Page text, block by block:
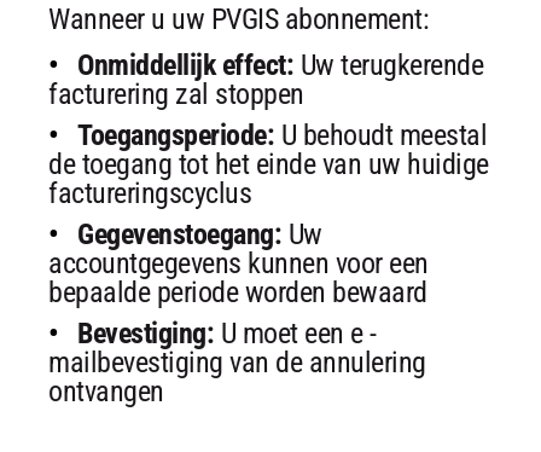
Wanneer u uw PVGIS abonnement:
Onmiddellijk effect: Uw terugkerende
facturering zal stoppen
Toegangsperiode: U behoudt meestal
de toegang tot het einde van uw huidige
factureringscyclus
Gegevenstoegang: Uw
accountgegevens kunnen voor een
bepaalde periode worden bewaard
Bevestiging: U moet een e -
mailbevestiging van de annulering
ontvangen